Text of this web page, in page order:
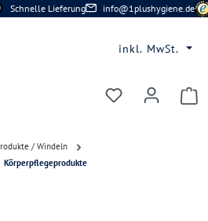
Schnelle Lieferung info@1plushygiene.de
inkl. MwSt.
Du hast 0
/ Windeln
Körperpflegeprodukte